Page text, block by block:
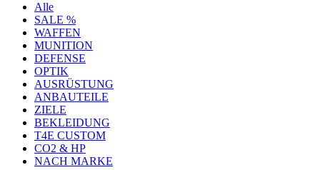
Alle
SALE %
WAFFEN
MUNITION
DEFENSE
OPTIK
AUSRÜSTUNG
ANBAUTEILE
ZIELE
BEKLEIDUNG
T4E CUSTOM
CO2 & HP
NACH MARKE